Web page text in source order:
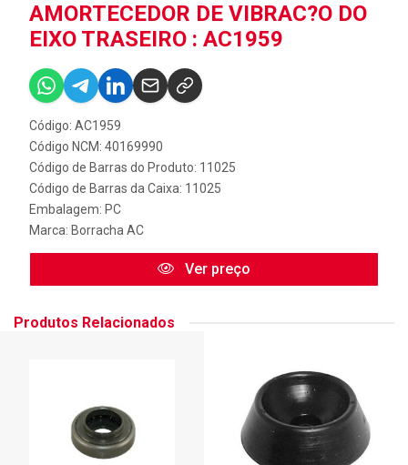
AMORTECEDOR DE VIBRAC?O DO
EIXO TRASEIRO : AC1959
Código: AC1959
Código NCM: 40169990
Código de Barras do Produto: 11025
Código de Barras da Caixa: 11025
Embalagem: PC
Marca: Borracha AC
Ver preço
Produtos Relacionados